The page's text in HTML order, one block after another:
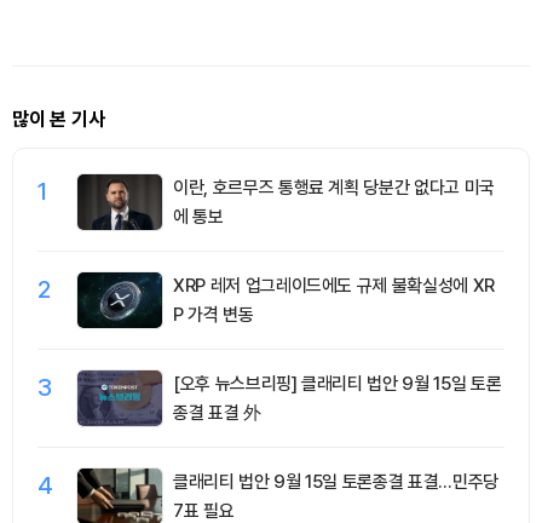
많이 본 기사
1
이란, 호르무즈 통행료 계획 당분간 없다고 미국
에 통보
2
XRP 레저 업그레이드에도 규제 불확실성에 XR
P 가격 변동
3
[오후 뉴스브리핑] 클래리티 법안 9월 15일 토론
종결 표결 外
4
클래리티 법안 9월 15일 토론종결 표결…민주당
7표 필요